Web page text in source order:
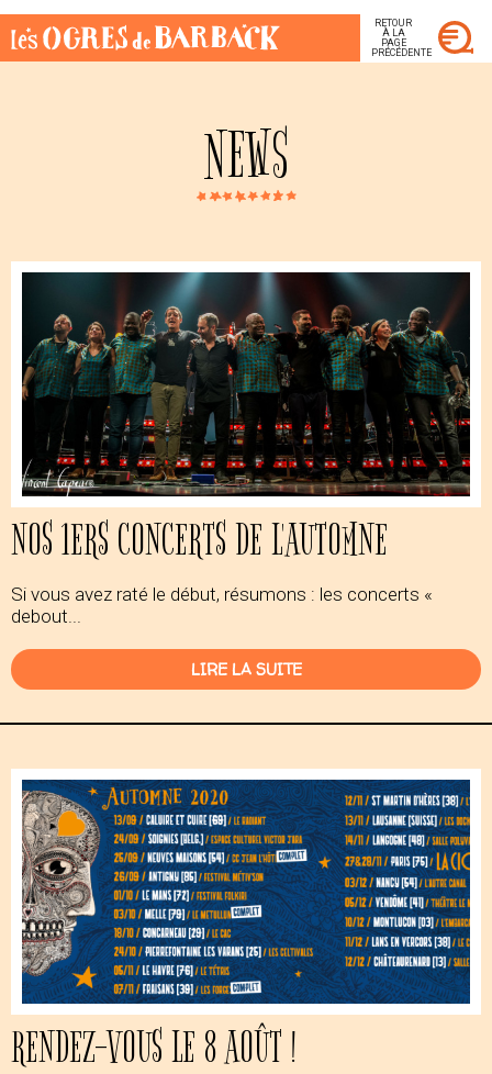
RETOUR
À LA
PAGE
PRÉCÉDENTE
NEWS
NOS 1ERS CONCERTS DE L'AUTOMNE
Si vous avez raté le début, résumons : les concerts «
debout...
LIRE LA SUITE
RENDEZ-VOUS LE 8 AOÛT !